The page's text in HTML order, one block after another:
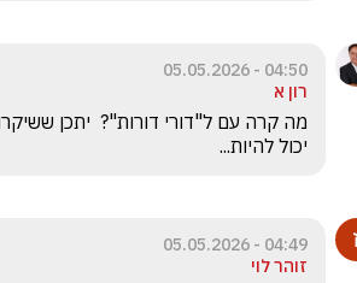
04:50 - 05.05.2026
רון א
יכול להיות...
04:49 - 05.05.2026
זוהר לוי